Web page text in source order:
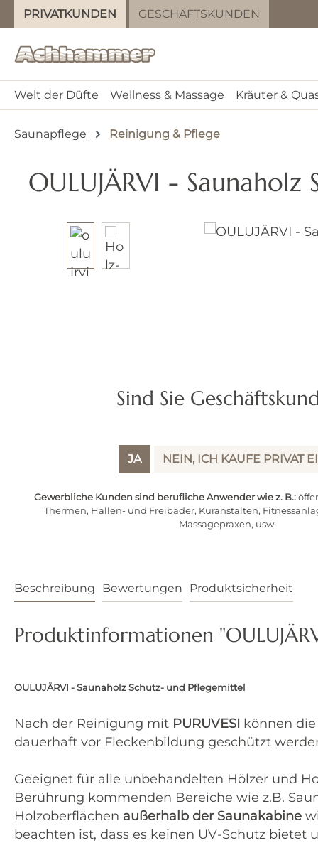
Hauptinhalt springen
Zur Suche springen
Zur Hauptnavigation springen
PRIVATKUNDEN GESCHÄFTSKUNDEN
Sind Sie
JA NEIN, ICH KAUFE PRIVAT
Gewerbliche Kunden sind berufliche Anwender wie z. B.:
Thermen, Hallen- und Freibäder, Kuranstalten,
Massagepraxen, usw.
Welt der Düfte Wellness & Massage Kräuter &
Saunapflege Reinigung & Pflege
OULUJÄRVI -
Bildergalerie überspringen
Beschreibung Bewertungen Produktsicherheit
Produktinformationen
OULUJÄRVI - Saunaholz Schutz- und Pflegemittel
Nach der Reinigung mit PURUVESI können
dauerhaft vor Fleckenbildung geschützt
Geeignet für alle unbehandelten Hölzer und
Berührung kommenden Bereiche wie z.B.
Holzoberflächen außerhalb der Saunakabine
beachten ist, dass es keinen UV-Schutz